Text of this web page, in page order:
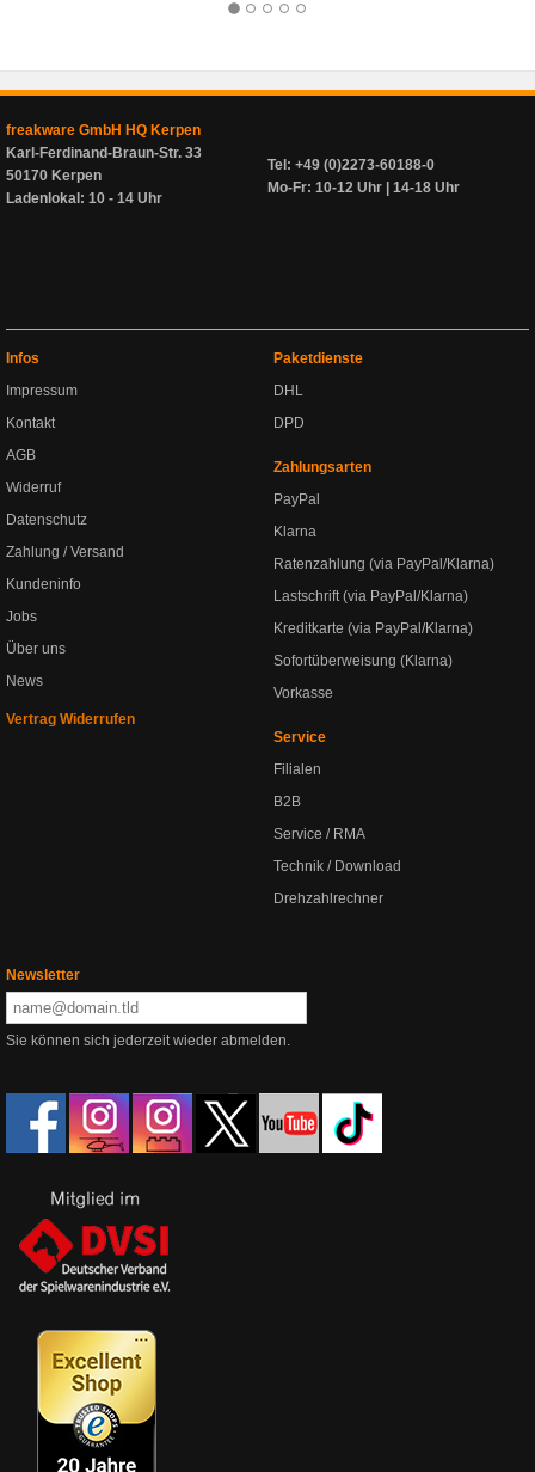
freakware GmbH HQ Kerpen
Karl-Ferdinand-Braun-Str. 33
50170 Kerpen
Ladenlokal: 10 - 14 Uhr
Tel: +49 (0)2273-60188-0
Mo-Fr: 10-12 Uhr | 14-18 Uhr
Infos
Impressum
Kontakt
AGB
Widerruf
Datenschutz
Zahlung / Versand
Kundeninfo
Jobs
Über uns
News
Vertrag Widerrufen
Paketdienste
DHL
DPD
Zahlungsarten
PayPal
Klarna
Ratenzahlung (via PayPal/Klarna)
Lastschrift (via PayPal/Klarna)
Kreditkarte (via PayPal/Klarna)
Sofortüberweisung (Klarna)
Vorkasse
Service
Filialen
B2B
Service / RMA
Technik / Download
Drehzahlrechner
Newsletter
Sie können sich jederzeit wieder abmelden.